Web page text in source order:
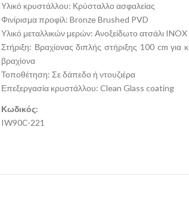
Υλικό κρυστάλλου: Κρύσταλλο ασφαλείας
Φινίρισμα προφίλ: Bronze Brushed PVD
Υλικό μεταλλικών μερών: Ανοξείδωτο ατσάλι
Στήριξη: Βραχίονας διπλής στήριξης 100 cm
βραχίονα
Τοποθέτηση: Σε δάπεδο ή ντουζιέρα
Επεξεργασία κρυστάλλου: Clean Glass coating
Κωδικός:
IW90C-221